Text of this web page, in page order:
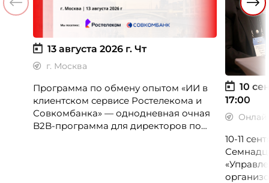
13 августа 2026 г. Чт
г. Москва
Программа по обмену опытом «ИИ в
клиентском сервисе Ростелекома и
Совкомбанка» — однодневная очная
B2B-программа для директоров по
10
17:00
10-11